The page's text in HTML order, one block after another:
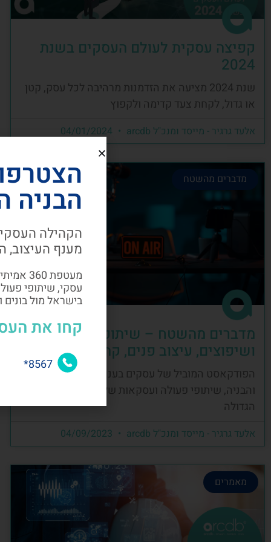
קפיצה עסקית לעולם העסקים בשנת
2024
שנת 2024 מציעה את הזדמנות מרהיבה לכל עסק, קטן
או גדול, לקחת צעד קדימה ולקפוץ
אלעד גרגיר - מייסד ומנכ"ל arcdb
מדברים מהשטח
מדברים מהשטח – שיתופי פעולה, בניה
ושיפוצים, עיצוב פנים, קהילה ועסקים
הפודקאסט המוביל של עסקים בענף העיצוב, השיפוץ
והבניה, שיתופי פעולה ועסקאות של קהילת הבניה
הגדולה
אלעד גרגיר - מייסד ומנכ"ל arcdb
מאמרים
הבניה
הקהילה
מענף העיצוב,
מעטפת
עסקי, שיתופי
בישראל מול
קחו את
8567*